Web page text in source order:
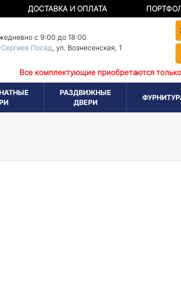
ДОСТАВКА И ОПЛАТА
с 9:00 до 18:00
Сергиев Посад, ул. Вознесенская, 1
Все комплектующие приобретаются
РАЗДВИЖНЫЕ
ДВЕРИ